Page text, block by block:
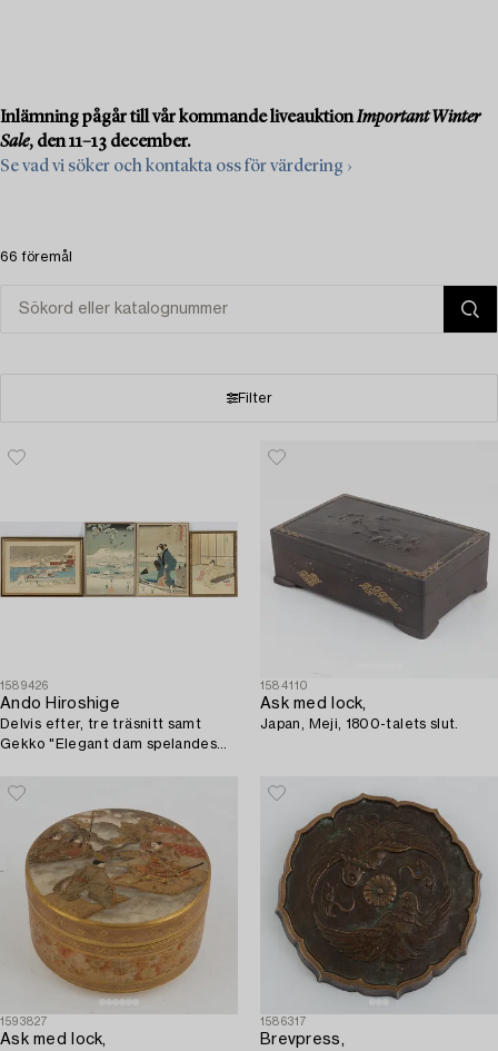
Inlämning pågår till vår kommande liveauktionImportant Winter
Sale, den 11–13 december.
Se vad vi söker och kontakta oss för värdering ›
66 föremål
Filter
1589426
Ando Hiroshige
Delvis efter, tre träsnitt samt
Gekko "Elegant dam spelandes
1584110
Ask med lock,
Japan, Meji, 1800-talets slut.
1593827
Ask med lock,
1586317
Brevpress,